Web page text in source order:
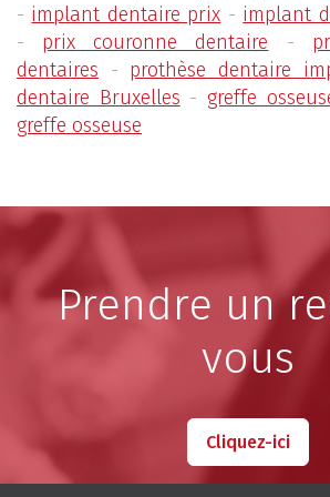
- implant dentaire prix - implant
- prix couronne dentaire -
dentaires - prothèse dentaire
dentaire Bruxelles -greffe
greffe osseuse
Prendre un
vous
Cliquez-ici